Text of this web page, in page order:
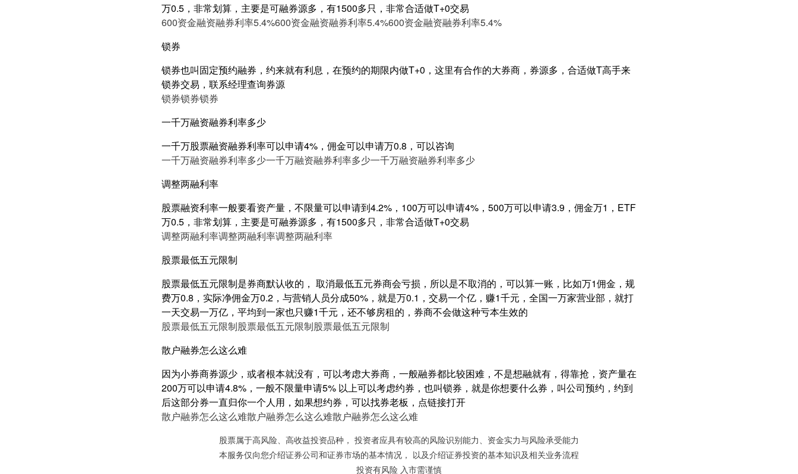
万0.5，非常划算，主要是可融券源多，有1500多只，非常合适做T+0交易
600资金融资融券利率5.4%600资金融资融券利率5.4%600资金融资融券利率5.4%
锁券
锁券也叫固定预约融券，约来就有利息，在预约的期限内做T+0，这里有合作的大券商，券源多，合适做T高手来
锁券交易，联系经理查询券源
锁券锁券锁券
一千万融资融券利率多少
一千万股票融资融券利率可以申请4%，佣金可以申请万0.8，可以咨询
一千万融资融券利率多少一千万融资融券利率多少一千万融资融券利率多少
调整两融利率
股票融资利率一般要看资产量，不限量可以申请到4.2%，100万可以申请4%，500万可以申请3.9，佣金万1，ETF
万0.5，非常划算，主要是可融券源多，有1500多只，非常合适做T+0交易
调整两融利率调整两融利率调整两融利率
股票最低五元限制
股票最低五元限制是券商默认收的， 取消最低五元券商会亏损，所以是不取消的，可以算一账，比如万1佣金，规
费万0.8，实际净佣金万0.2，与营销人员分成50%，就是万0.1，交易一个亿，赚1千元，全国一万家营业部，就打
一天交易一万亿，平均到一家也只赚1千元，还不够房租的，券商不会做这种亏本生效的
股票最低五元限制股票最低五元限制股票最低五元限制
散户融券怎么这么难
因为小券商券源少，或者根本就没有，可以考虑大券商，一般融券都比较困难，不是想融就有，得靠抢，资产量在
200万可以申请4.8%，一般不限量申请5% 以上可以考虑约券，也叫锁券，就是你想要什么券，叫公司预约，约到
后这部分券一直归你一个人用，如果想约券，可以找券老板，点链接打开
散户融券怎么这么难散户融券怎么这么难散户融券怎么这么难
股票属于高风险、高收益投资品种， 投资者应具有较高的风险识别能力、资金实力与风险承受能力
本服务仅向您介绍证券公司和证券市场的基本情况， 以及介绍证券投资的基本知识及相关业务流程
投资有风险 入市需谨慎